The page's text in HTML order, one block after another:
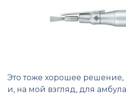
Это тоже хорошее решение,
и, на мой взгляд, для